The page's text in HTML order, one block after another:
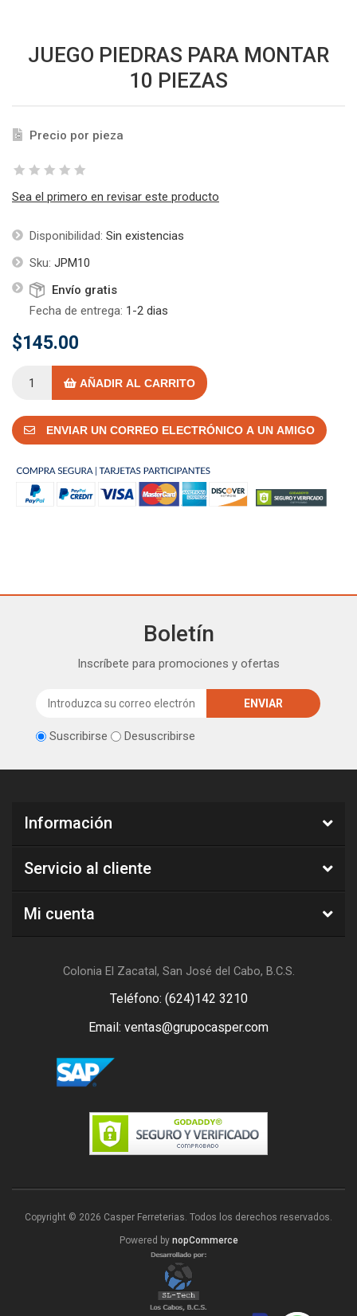
JUEGO PIEDRAS PARA MONTAR
10 PIEZAS
Precio por pieza
Sea el primero en revisar este producto
Disponibilidad: Sin existencias
Sku: JPM10
Envío gratis
Fecha de entrega: 1-2 dias
$145.00
AÑADIR AL CARRITO
ENVIAR UN CORREO ELECTRÓNICO A UN AMIGO
Boletín
Inscríbete para promociones y ofertas
Suscribirse Desuscribirse
Información
Servicio al cliente
Mi cuenta
Colonia El Zacatal, San José del Cabo, B.C.S.
Teléfono: (624)142 3210
Email: ventas@grupocasper.com
Copyright © 2026 Casper Ferreterias. Todos los derechos reservados.
Powered by nopCommerce